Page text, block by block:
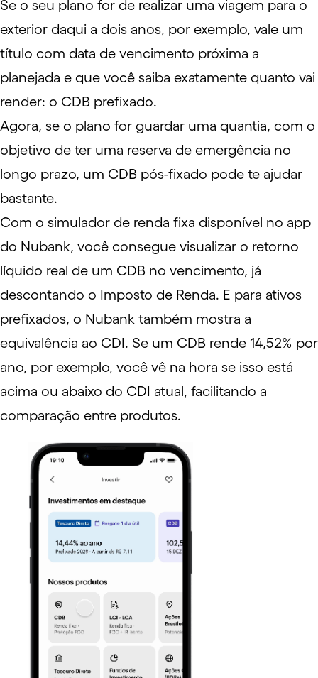
Se o seu plano for de realizar uma viagem para o
exterior daqui a dois anos, por exemplo, vale um
título com data de vencimento próxima a
planejada e que você saiba exatamente quanto vai
render: o CDB prefixado.
Agora, se o plano for guardar uma quantia, com o
objetivo de ter uma reserva de emergência no
longo prazo, um CDB pós-fixado pode te ajudar
bastante.
Com o simulador de renda fixa disponível no app
do Nubank, você consegue visualizar o retorno
líquido real de um CDB no vencimento, já
descontando o Imposto de Renda. E para ativos
prefixados, o Nubank também mostra a
equivalência ao CDI. Se um CDB rende 14,52% por
ano, por exemplo, você vê na hora se isso está
acima ou abaixo do CDI atual, facilitando a
comparação entre produtos.